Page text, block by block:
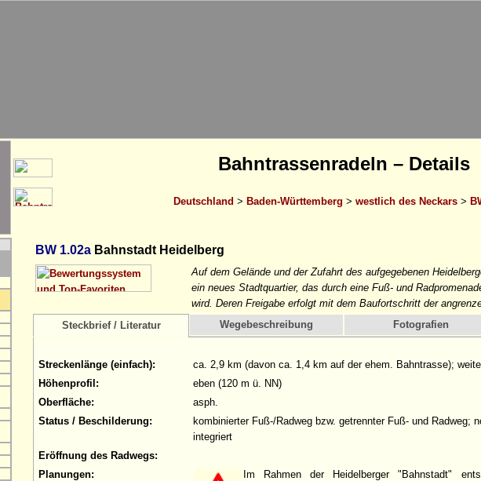
Bahntrassenradeln – Details
Deutschland > Baden-Württemberg > westlich des Neckars>
BW 1.02a Bahnstadt Heidelberg
Auf dem Gelände und der Zufahrt des aufgegebenen
ein neues Stadtquartier, das durch eine Fuß- und
wird. Deren Freigabe erfolgt mit dem Baufortschritt der
Steckbrief / Literatur
Wegebeschreibung Fotografien
Streckenlänge (einfach):
ca. 2,9 km (davon ca. 1,4 km auf der ehem. Bahntrasse);
Höhenprofil:
eben (120 m ü. NN)
Oberfläche:
asph.
Status / Beschilderung:
kombinierter Fuß-/Radweg bzw. getrennter Fuß- und Radweg;
integriert
Eröffnung des Radwegs:
Planungen:
Im Rahmen der Heidelberger "Bahnstadt"